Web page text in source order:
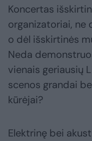
Koncertas
organizatoriai, ne
o dėl išskirtinės
Neda
vienais geriausių
scenos grandai
kūrėjai?
Elektrinę bei